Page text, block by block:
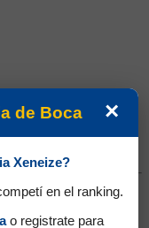
y Copa Estímulo
y el 22/08/1926
×
de Boca
Xeneize?
en el ranking.
o registrate para